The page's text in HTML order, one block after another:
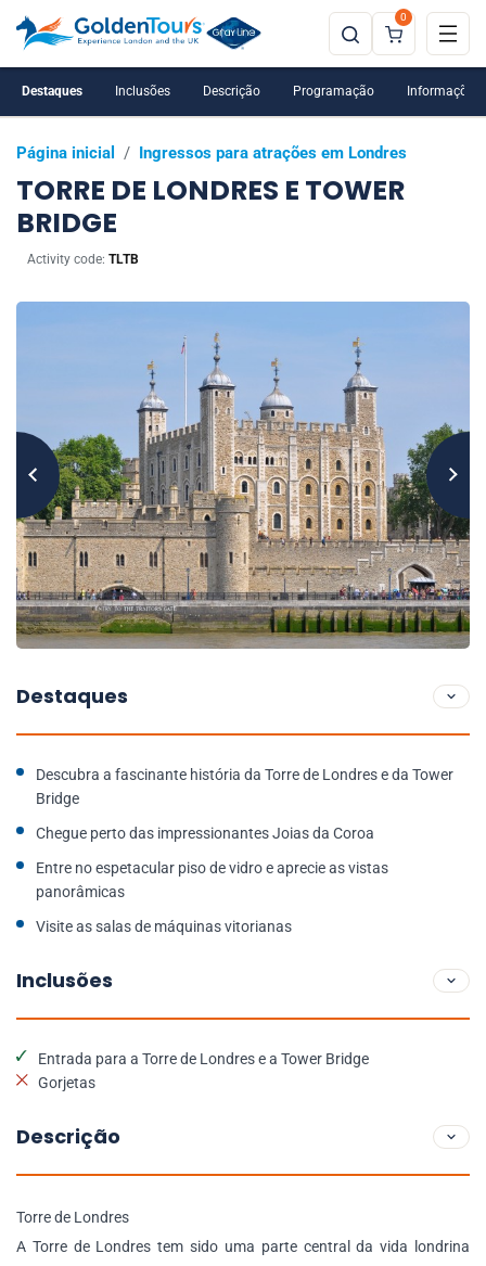
0
Página inicial / Ingressos para atrações em Londres
TORRE DE LONDRES E TOWER
BRIDGE
Activity code: TLTB
Destaques Inclusões Descrição Programação Informações
Destaques
Descubra a fascinante história da Torre de Londres e da Tower
Bridge
Chegue perto das impressionantes Joias da Coroa
Entre no espetacular piso de vidro e aprecie as vistas
panorâmicas
Visite as salas de máquinas vitorianas
Inclusões
Entrada para a Torre de Londres e a Tower Bridge
Gorjetas
Descrição
Torre de Londres
A Torre de Londres tem sido uma parte central da vida londrina